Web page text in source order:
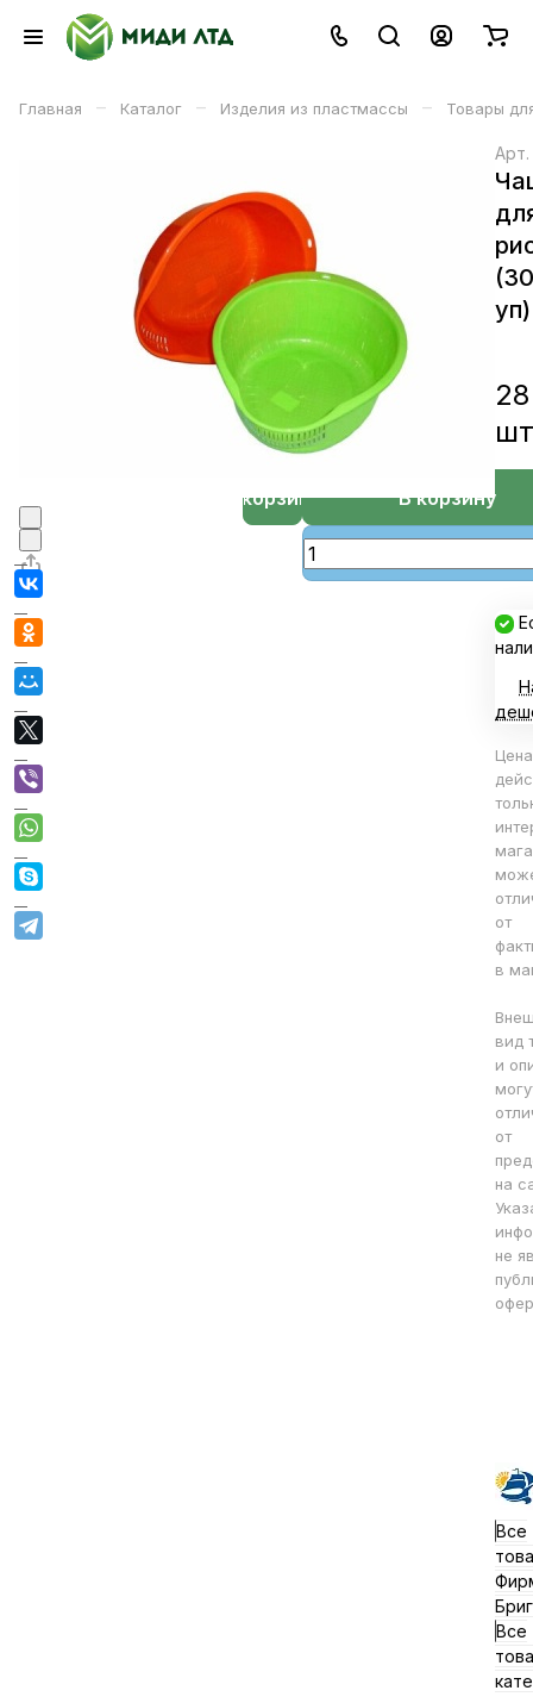
Главная – Каталог – Изделия из пластмассы – Товары
Арт.
уп)
шт
В корзину
В корзине
Цена
от
в
вид
и
от
на
не
Все
Бриг
Все